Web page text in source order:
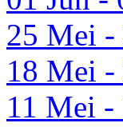
25 Mei -
18 Mei
11 Mei -